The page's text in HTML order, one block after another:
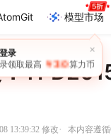
模型市场
×
录
领取最高 ￥30 算力币
13:39:32 修改· 本内容遵